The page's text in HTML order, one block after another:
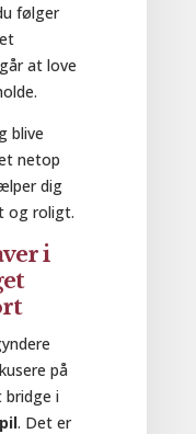
følger
at love
blive
netop
dig
og roligt.
i
på
i
. Det er